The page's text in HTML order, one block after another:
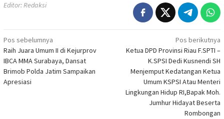
Editor: Redaksi
Navigasi
pos
Pos sebelumnya
Raih Juara Umum II di Kejurprov
IBCA MMA Surabaya, Dansat
Brimob Polda Jatim Sampaikan
Apresiasi
Pos berikutnya
Ketua DPD Provinsi Riau F.SPTI –
K.SPSI Dedi Kusnendi SH
Menjemput Kedatangan Ketua
Umum KSPSI Atau Menteri
Lingkungan Hidup RI,Bapak Moh.
Jumhur Hidayat Beserta
Rombongan